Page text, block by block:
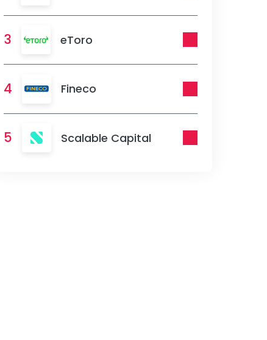
3 eToro
4 Fineco
5 Scalable Capital